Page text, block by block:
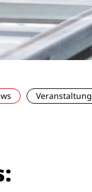
Veranstaltung